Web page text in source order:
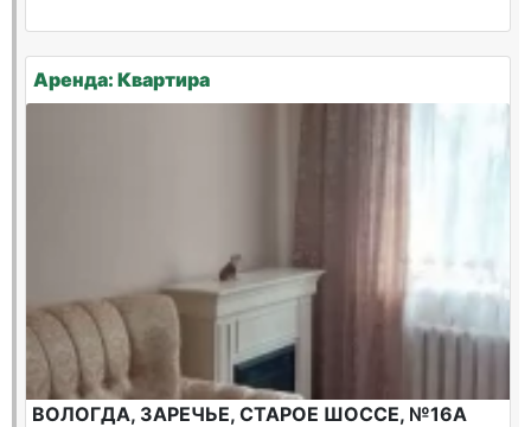
Аренда: Квартира
ВОЛОГДА, ЗАРЕЧЬЕ, СТАРОЕ ШОССЕ, №16А